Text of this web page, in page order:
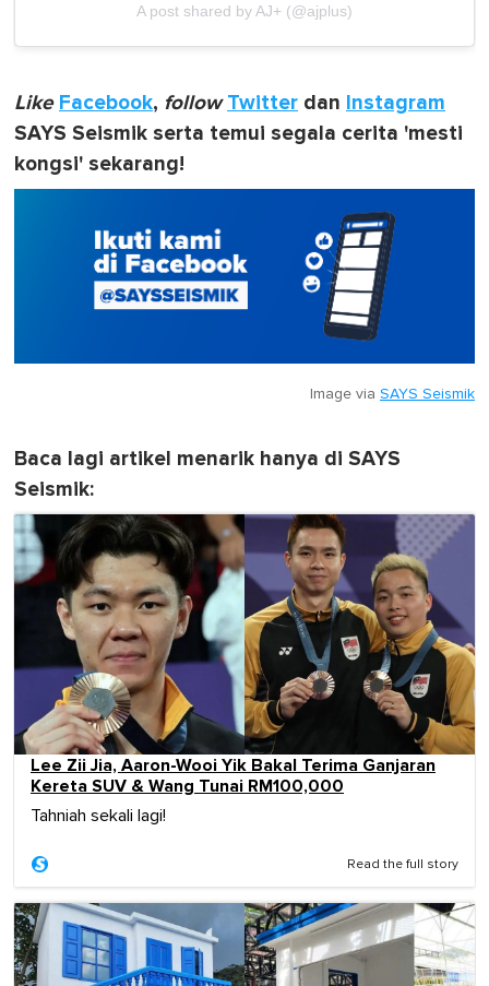
A post shared by AJ+ (@ajplus)
Like Facebook, follow Twitter dan Instagram
SAYS Seismik serta temui segala cerita 'mesti
kongsi' sekarang!
Image via SAYS Seismik
Baca lagi artikel menarik hanya di SAYS
Seismik:
Lee Zii Jia, Aaron-Wooi Yik Bakal Terima Ganjaran
Kereta SUV & Wang Tunai RM100,000
Tahniah sekali lagi!
Read the full story